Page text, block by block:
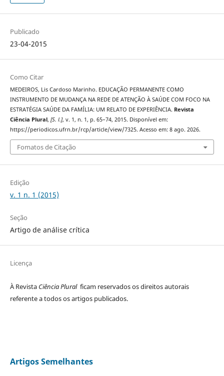
Publicado
23-04-2015
Como Citar
MEDEIROS, Lis Cardoso Marinho. EDUCAÇÃO PERMANENTE COMO
INSTRUMENTO DE MUDANÇA NA REDE DE ATENÇÃO À SAÚDE COM FOCO NA
ESTRATÉGIA SAÚDE DA FAMÍLIA: UM RELATO DE EXPERIÊNCIA. Revista
Ciência Plural, [S. l.], v. 1, n. 1, p. 65–74, 2015. Disponível em:
https://periodicos.ufrn.br/rcp/article/view/7325. Acesso em: 8 ago. 2026.
Fomatos de Citação
Edição
v. 1 n. 1 (2015)
Seção
Artigo de análise crítica
Licença
À Revista Ciência Plural ficam reservados os direitos autorais
referente a todos os artigos publicados.
Artigos Semelhantes